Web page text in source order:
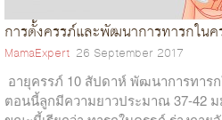
การตั้งครรภ์และพัฒนาการทารกใน
MamaExpert 26 September 2017
อายุครรภ์ 10 สัปดาห์ พัฒนาการทาร
ตอนนี้ลูกมีความยาวประมาณ 37-42